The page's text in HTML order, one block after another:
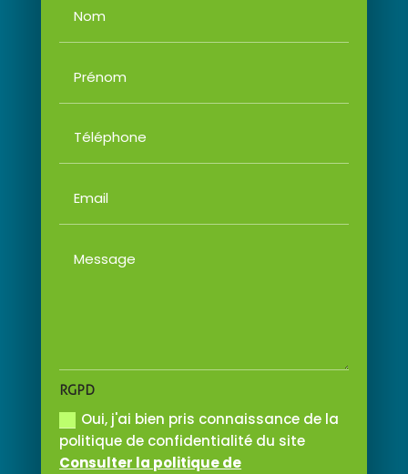
RGPD
Oui, j'ai bien pris connaissance de la
politique de confidentialité du site
Consulter la politique de